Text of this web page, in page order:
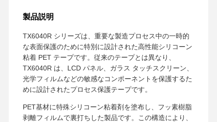
製品説明
TX6040R シリーズは、重要な製造プロセス中の一時的
な表面保護のために特別に設計された高性能シリコーン
粘着 PET テープです。従来のテープとは異なり、
TX6040R は、LCD パネル、ガラス タッチスクリーン、
光学フィルムなどの敏感なコンポーネントを保護するた
めに設計されたプロセス保護テープです。
PET基材に特殊シリコーン粘着剤を塗布し、フッ素樹脂
剥離フィルムで裏打ちした製品です。この構造により、